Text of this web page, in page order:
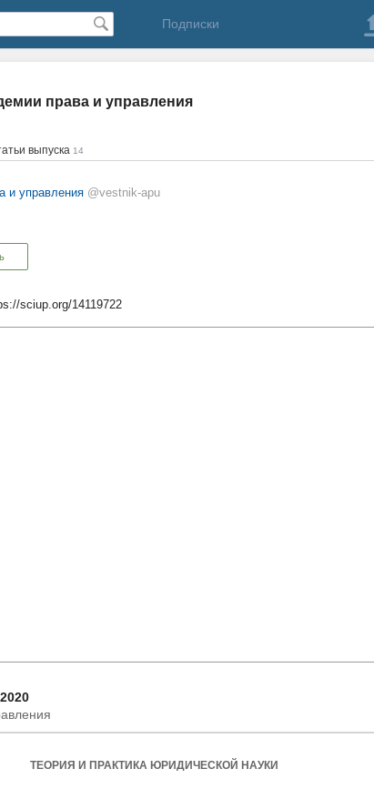
Подписки
права и управления
выпуска 14
и управления @vestnik-apu
sciup.org/14119722
ТЕОРИЯ И ПРАКТИКА ЮРИДИЧЕСКОЙ НАУКИ